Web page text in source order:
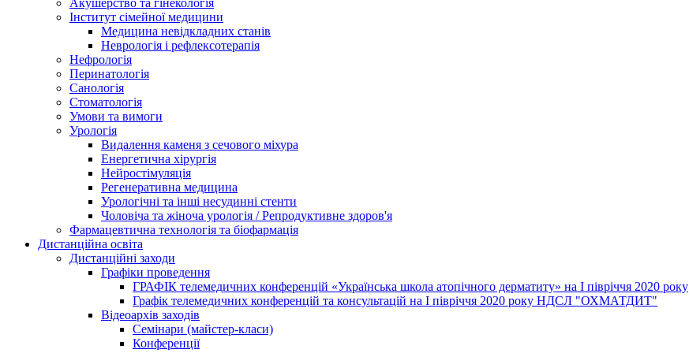
Акушерство та гінекологія
Інститут сімейної медицини
Медицина невідкладних станів
Неврологія і рефлексотерапія
Нефрологія
Перинатологія
Санологія
Стоматологія
Умови та вимоги
Урологія
Видалення каменя з сечового міхура
Енергетична хірургія
Нейростімуляція
Регенеративна медицина
Урологічні та інші несудинні стенти
Чоловіча та жіноча урологія / Репродуктивне здоров'я
Фармацевтична технологія та біофармація
Дистанційна освіта
Дистанційні заходи
Графіки проведення
ГРАФІК телемедичних конференцій «Українська школа атопічного дерматиту» на І півріччя 2020 року
Графік телемедичних конференцій та консультацій на І півріччя 2020 року НДСЛ "ОХМАТДИТ"
Відеоархів заходів
Семінари (майстер-класи)
Конференції